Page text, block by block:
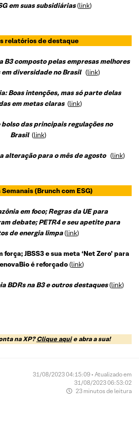
em suas subsidiárias(link)
relatórios de destaque
B3 composto pelas empresas melhores
diversidade no Brasil (link)
Boas intenções, mas só parte delas
em metas claras (link)
bolso das principais regulações no
Brasil (link)
alteração para o mês de agosto (link)
(Brunch com ESG)
em foco; Regras da UE para
debate; PETR4 e seu apetite para
de energia limpa(link)
força; JBSS3 e sua meta ‘Net Zero’ para
é reforçado(link)
BDRs na B3 e outros destaques(link)
na XP?Clique aquie abra a sua!
31/08/2023 04:15:09 • Atualizado em
31/08/2023 06:53:02
23 minutos de leitura